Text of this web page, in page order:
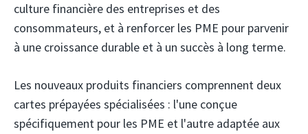
culture financière des entreprises et des
consommateurs, et à renforcer les PME pour parvenir
à une croissance durable et à un succès à long terme.
Les nouveaux produits financiers comprennent deux
cartes prépayées spécialisées : l'une conçue
spécifiquement pour les PME et l'autre adaptée aux